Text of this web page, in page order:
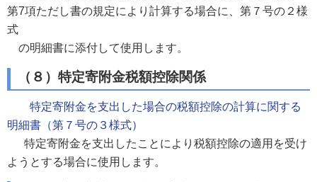
第7項ただし書の規定により計算する場合に、第７号の２様
式
の明細書に添付して使用します。
（８）特定寄附金税額控除関係
特定寄附金を支出した場合の税額控除の計算に関する
明細書（第７号の３様式）
特定寄附金を支出したことにより税額控除の適用を受け
ようとする場合に使用します。